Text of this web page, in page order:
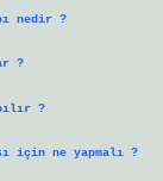
nedir ?
?
?
için ne yapmalı ?